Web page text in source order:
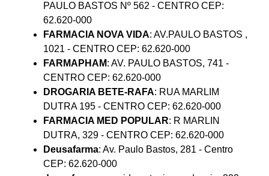
PAULO BASTOS Nº 562 - CENTRO CEP:
62.620-000
FARMACIA NOVA VIDA: AV.PAULO BASTOS ,
1021 - CENTRO CEP: 62.620-000
FARMAPHAM: AV. PAULO BASTOS, 741 -
CENTRO CEP: 62.620-000
DROGARIA BETE-RAFA: RUA MARLIM
DUTRA 195 - CENTRO CEP: 62.620-000
FARMACIA MED POPULAR: R MARLIN
DUTRA, 329 - CENTRO CEP: 62.620-000
Deusafarma: Av. Paulo Bastos, 281 - Centro
CEP: 62.620-000